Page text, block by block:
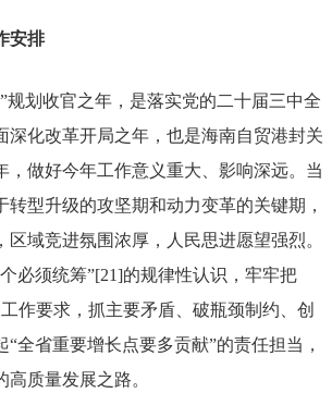
安排
”规划收官之年，是落实党的二十届三中全
深化改革开局之年，也是海南自贸港封关
，做好今年工作意义重大、影响深远。当
转型升级的攻坚期和动力变革的关键期，
区域竞进氛围浓厚，人民思进愿望强烈。
必须统筹”[21]的规律性认识，牢牢把
作要求，抓主要矛盾、破瓶颈制约、创
“全省重要增长点要多贡献”的责任担当，
质量发展之路。